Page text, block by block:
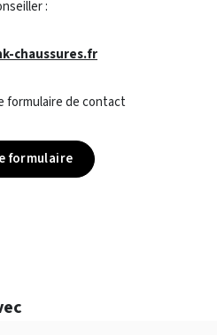
:
chaussures.fr
formulaire de contact
formulaire